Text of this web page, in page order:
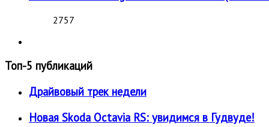
2757
Топ-5 публикаций
Драйвовый трек недели
Новая Skoda Octavia RS: увидимся в Гудвуде!